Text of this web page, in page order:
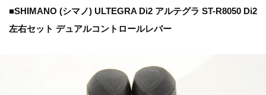
■SHIMANO (シマノ) ULTEGRA Di2 アルテグラ ST-R8050 Di2
左右セット デュアルコントロールレバー